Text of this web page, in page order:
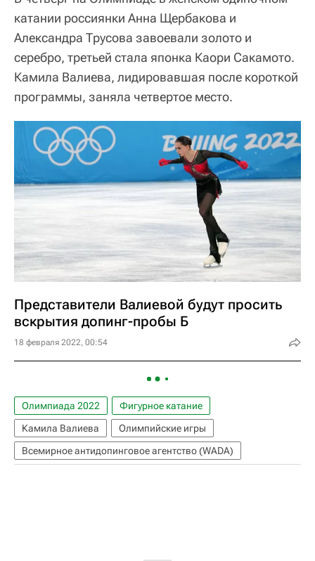
катании россиянки Анна Щербакова и
Александра Трусова завоевали золото и
серебро, третьей стала японка Каори Сакамото.
Камила Валиева, лидировавшая после короткой
программы, заняла четвертое место.
Представители Валиевой будут просить
вскрытия допинг-пробы Б
18 февраля 2022, 00:54
Олимпиада 2022
Фигурное катание
Камила Валиева
Олимпийские игры
Всемирное антидопинговое агентство (WADA)